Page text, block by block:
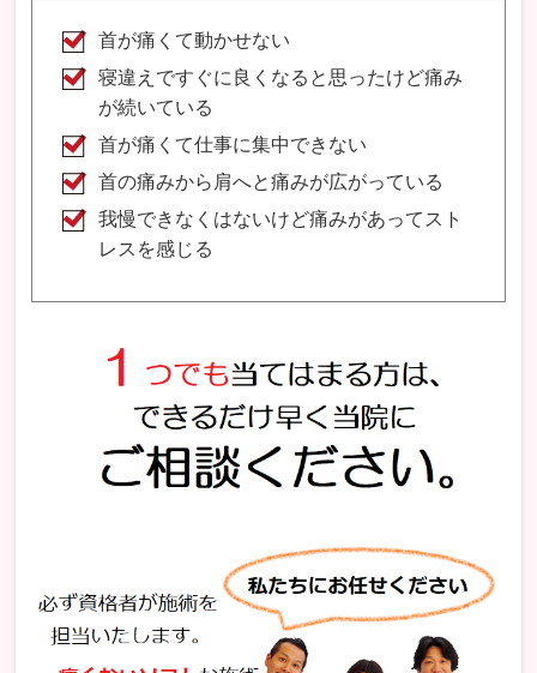
首が痛くて動かせない
寝違えですぐに良くなると思ったけど痛み
が続いている
首が痛くて仕事に集中できない
首の痛みから肩へと痛みが広がっている
我慢できなくはないけど痛みがあってスト
レスを感じる